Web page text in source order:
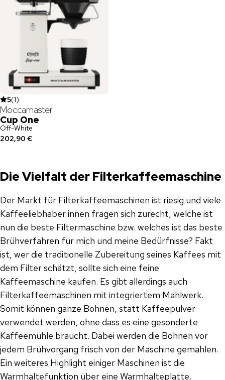
5(1)
Moccamaster
Cup One
Off-White
202,90 €
Die Vielfalt der Filterkaffeemaschine
Der Markt für Filterkaffeemaschinen ist riesig und viele
Kaffeeliebhaber:innen fragen sich zurecht, welche ist
nun die beste Filtermaschine bzw. welches ist das beste
Brühverfahren für mich und meine Bedürfnisse? Fakt
ist, wer die traditionelle Zubereitung seines Kaffees mit
dem Filter schätzt, sollte sich eine feine
Kaffeemaschine kaufen. Es gibt allerdings auch
Filterkaffeemaschinen mit integriertem Mahlwerk.
Somit können ganze Bohnen, statt Kaffeepulver
verwendet werden, ohne dass es eine gesonderte
Kaffeemühle braucht. Dabei werden die Bohnen vor
jedem Brühvorgang frisch von der Maschine gemahlen.
Ein weiteres Highlight einiger Maschinen ist die
Warmhaltefunktion über eine Warmhalteplatte.